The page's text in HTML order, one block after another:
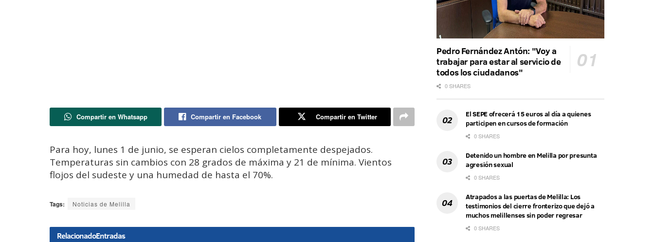
Compartir en Whatsapp Compartir en Facebook Compartir en Twitter
Para hoy, lunes 1 de junio, se esperan cielos completamente despejados.
Temperaturas sin cambios con 28 grados de máxima y 21 de mínima. Vientos
flojos del sudeste y una humedad de hasta el 70%.
Tags: Noticias de Melilla
RelacionadoEntradas
Pedro Fernández Antón: "Voy a
trabajar para estar al servicio de
todos los ciudadanos"
0 SHARES
El SEPE ofrecerá 15 euros al día a quienes
participen en cursos de formación
0 SHARES
Detenido un hombre en Melilla por presunta
agresión sexual
0 SHARES
Atrapados a las puertas de Melilla: Los
testimonios del cierre fronterizo que dejó a
muchos melillenses sin poder regresar
0 SHARES